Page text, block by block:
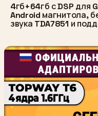
4гб+64гб с DSP для
Android магнитола,
звука TDA7851 и